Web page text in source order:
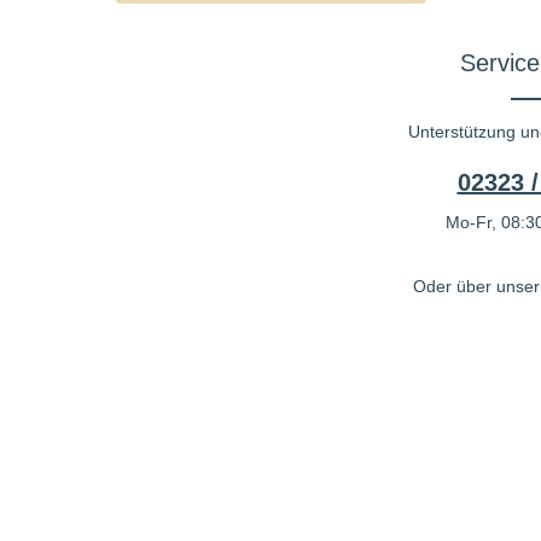
Unterstützung
02323
Mo-Fr,
Oder über unser